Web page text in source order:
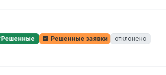
Решенные Решенные заявки
отклонено